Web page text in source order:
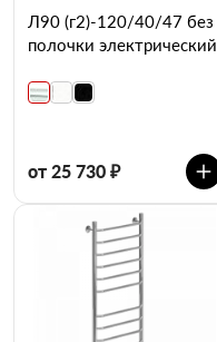
Л90 (г2)-120/40/47 без
полочки электрический
от 25 730 ₽